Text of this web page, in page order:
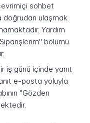
sohbet
doğrudan ulaşmak
Yardım
bölümü
iş günü içinde yanıt
e-posta yoluyla
"Gözden